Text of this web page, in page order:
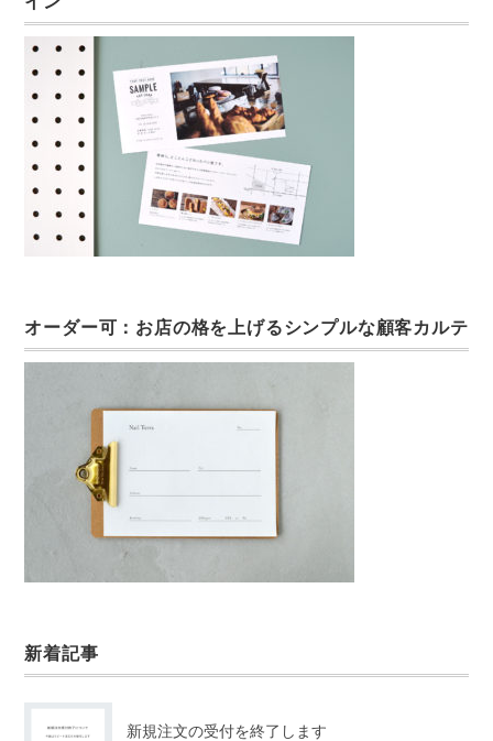
オーダー可：お店の格を上げるシンプルな顧客カルテ
新着記事
新規注文の受付を終了します